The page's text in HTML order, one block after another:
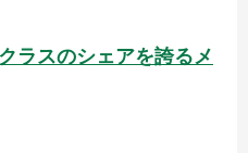
ラスのシェアを誇るメ